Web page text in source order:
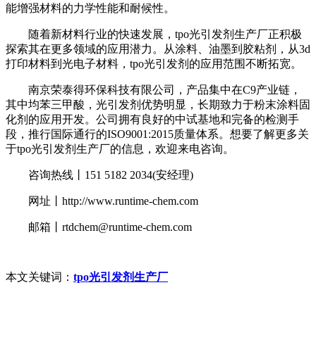
能增强材料的力学性能和耐候性。
随着新材料行业的快速发展，tpo光引发剂生产厂正积极
探索其在更多领域的应用潜力。从涂料、油墨到胶粘剂，从3d
打印材料到光电子材料，tpo光引发剂的应用范围不断拓宽。
南京荣泰得环保科技有限公司，产品集中在C9产业链，
其中均苯三甲酸，光引发剂优势明显，长期致力于粉末涂料固
化剂的应用开发。公司拥有良好的中试基地和完备的检测手
段，推行国际通行的ISO9001:2015质量体系。想要了解更多关
于tpo光引发剂生产厂的信息，欢迎来电咨询。
咨询热线丨151 5182 2034(安经理)
网址丨http://www.runtime-chem.com
邮箱丨rtdchem@runtime-chem.com
本文关键词： tpo光引发剂生产厂